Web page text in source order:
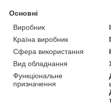
Основні
Виробник
Країна виробник
Сфера використання
Вид обладнання
Функціональне
призначення